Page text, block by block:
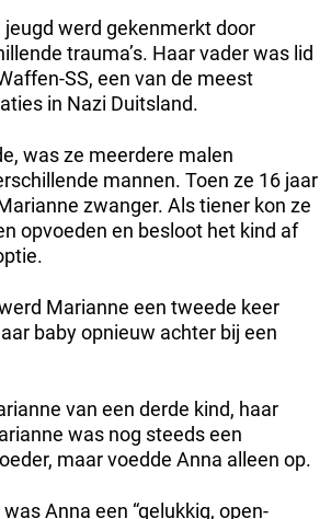
jeugd werd gekenmerkt door
trauma’s. Haar vader was lid
SS, een van de meest
in Nazi Duitsland.
was ze meerdere malen
mannen. Toen ze 16 jaar
zwanger. Als tiener kon ze
opvoeden en besloot het kind af
Marianne een tweede keer
baby opnieuw achter bij een
van een derde kind, haar
was nog steeds een
maar voedde Anna alleen op.
was Anna een “gelukkig, open-